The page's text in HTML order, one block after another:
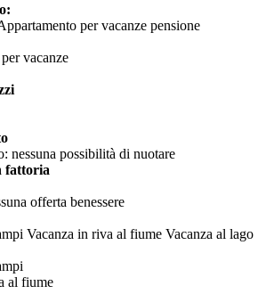
per vacanze pensione
vacanze
nessuna possibilità di nuotare
fattoria
offerta benessere
Vacanza in riva al fiume Vacanza al lago
al fiume